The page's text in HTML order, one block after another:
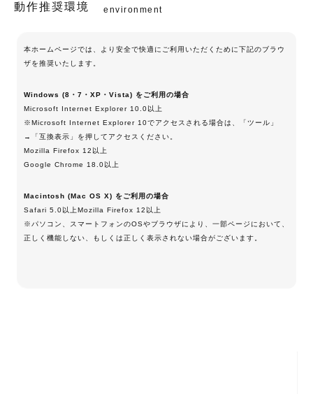
動作推奨環境 environment
本ホームページでは、より安全で快適にご利用いただくために下記のブラウ
ザを推奨いたします。
Windows (8・7・XP・Vista) をご利用の場合
Microsoft Internet Explorer 10.0以上
※Microsoft Internet Explorer 10でアクセスされる場合は、「ツール」
→「互換表示」を押してアクセスください。
Mozilla Firefox 12以上
Google Chrome 18.0以上
Macintosh (Mac OS X) をご利用の場合
Safari 5.0以上Mozilla Firefox 12以上
※パソコン、スマートフォンのOSやブラウザにより、一部ページにおいて、
正しく機能しない、もしくは正しく表示されない場合がございます。